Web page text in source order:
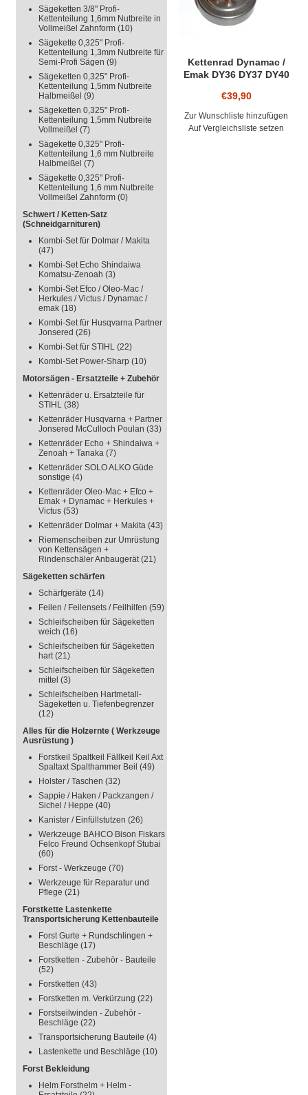
Sägeketten 3/8" Profi-
Kettenteilung 1,6mm Nutbreite in
Vollmeißel Zahnform (10)
Sägekette 0,325" Profi-
Kettenteilung 1,3mm Nutbreite für
Semi-Profi Sägen (9)
Sägeketten 0,325" Profi-
Kettenteilung 1,5mm Nutbreite
Halbmeißel (9)
Sägeketten 0,325" Profi-
Kettenteilung 1,5mm Nutbreite
Vollmeißel (7)
Sägekette 0,325" Profi-
Kettenteilung 1,6 mm Nutbreite
Halbmeißel (7)
Sägekette 0,325" Profi-
Kettenteilung 1,6 mm Nutbreite
Vollmeißel Zahnform (0)
Schwert / Ketten-Satz
(Schneidgarnituren)
Kombi-Set für Dolmar / Makita
(47)
Kombi-Set Echo Shindaiwa
Komatsu-Zenoah (3)
Kombi-Set Efco / Oleo-Mac /
Herkules / Victus / Dynamac /
emak (18)
Kombi-Set für Husqvarna Partner
Jonsered (26)
Kombi-Set für STIHL (22)
Kombi-Set Power-Sharp (10)
Motorsägen - Ersatzteile + Zubehör
Kettenräder u. Ersatzteile für
STIHL (38)
Kettenräder Husqvarna + Partner
Jonsered McCulloch Poulan (33)
Kettenräder Echo + Shindaiwa +
Zenoah + Tanaka (7)
Kettenräder SOLO ALKO Güde
sonstige (4)
Kettenräder Oleo-Mac + Efco +
Emak + Dynamac + Herkules +
Victus (53)
Kettenräder Dolmar + Makita (43)
Riemenscheiben zur Umrüstung
von Kettensägen +
Rindenschäler Anbaugerät(21)
Sägeketten schärfen
Schärfgeräte (14)
Feilen / Feilensets / Feilhilfen (59)
Schleifscheiben für Sägeketten
weich (16)
Schleifscheiben für Sägeketten
hart(21)
Schleifscheiben für Sägeketten
mittel (3)
Schleifscheiben Hartmetall-
Sägeketten u. Tiefenbegrenzer
(12)
Alles für die Holzernte ( Werkzeuge
Ausrüstung )
Forstkeil Spaltkeil Fällkeil Keil Axt
Spaltaxt Spalthammer Beil (49)
Holster / Taschen (32)
Sappie / Haken / Packzangen /
Sichel / Heppe (40)
Kanister / Einfüllstutzen (26)
Werkzeuge BAHCO Bison Fiskars
Felco Freund Ochsenkopf Stubai
(60)
Forst - Werkzeuge (70)
Werkzeuge für Reparatur und
Pflege (21)
Forstkette Lastenkette
Transportsicherung Kettenbauteile
Forst Gurte + Rundschlingen +
Beschläge (17)
Forstketten - Zubehör - Bauteile
(52)
Forstketten (43)
Forstketten m. Verkürzung (22)
Forstseilwinden - Zubehör -
Beschläge (22)
Transportsicherung Bauteile (4)
Lastenkette und Beschläge (10)
Forst Bekleidung
Helm Forsthelm + Helm -
Kettenrad Dynamac /
Emak DY36 DY37 DY40
Spurkettenrad für
Motorsäge Kettensäge
Original
€39,90
Zur Wunschliste hinzufügen
Auf Vergleichsliste setzen